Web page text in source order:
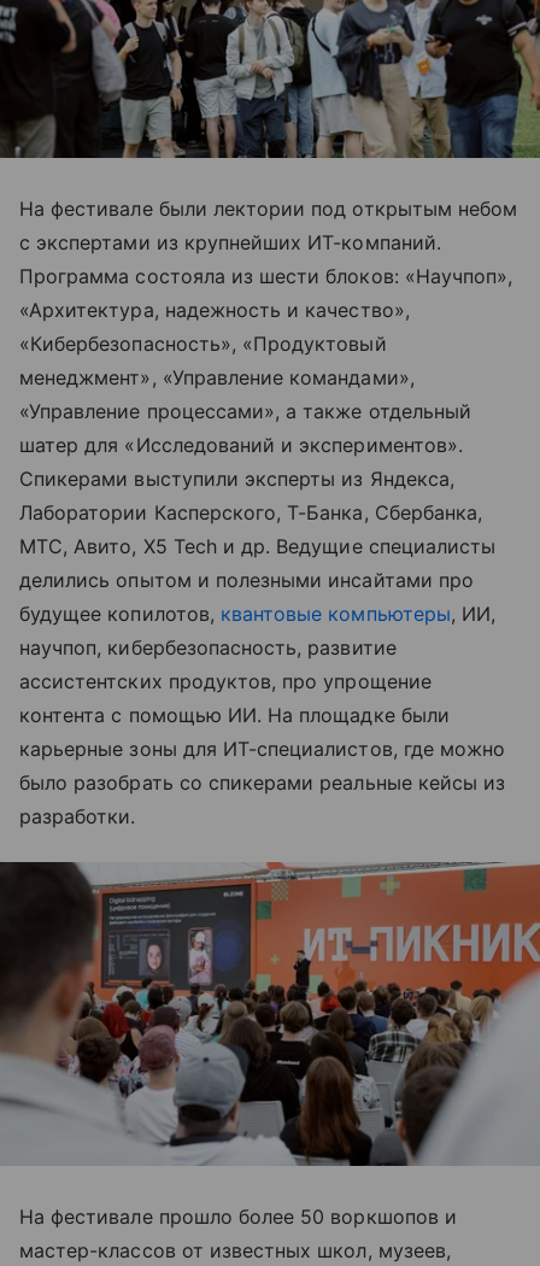
На фестивале были лектории под открытым небом
с экспертами из крупнейших ИТ-компаний.
Программа состояла из шести блоков: «Научпоп»,
«Архитектура, надежность и качество»,
«Кибербезопасность», «Продуктовый
менеджмент», «Управление командами»,
«Управление процессами», а также отдельный
шатер для «Исследований и экспериментов».
Спикерами выступили эксперты из Яндекса,
Лаборатории Касперского, Т-Банка, Сбербанка,
МТС, Авито, X5 Tech и др. Ведущие специалисты
делились опытом и полезными инсайтами про
будущее копилотов, квантовые компьютеры, ИИ,
научпоп, кибербезопасность, развитие
ассистентских продуктов, про упрощение
контента с помощью ИИ. На площадке были
карьерные зоны для ИТ-специалистов, где можно
было разобрать со спикерами реальные кейсы из
разработки.
На фестивале прошло более 50 воркшопов и
мастер-классов от известных школ, музеев,